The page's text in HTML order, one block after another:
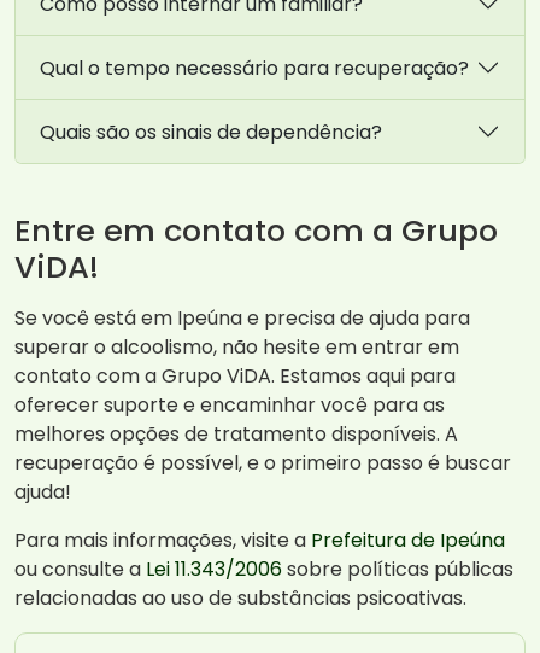
Qual o tempo necessário para recuperação?
Quais são os sinais de dependência?
Entre em contato com a Grupo
ViDA!
Se você está em Ipeúna e precisa de ajuda para
superar o alcoolismo, não hesite em entrar em
contato com a Grupo ViDA. Estamos aqui para
oferecer suporte e encaminhar você para as
melhores opções de tratamento disponíveis. A
recuperação é possível, e o primeiro passo é buscar
ajuda!
Para mais informações, visite a Prefeitura de Ipeúna
ou consulte a Lei 11.343/2006sobre políticas públicas
relacionadas ao uso de substâncias psicoativas.